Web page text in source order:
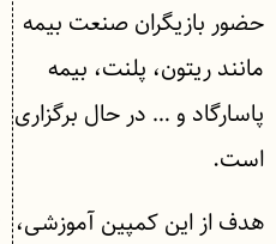
حضور بازیگران صنعت بیمه
مانند ریتون، پلنت، بیمه
پاسارگاد و … در حال برگزاری
است.
هدف از این کمپین آموزشی،